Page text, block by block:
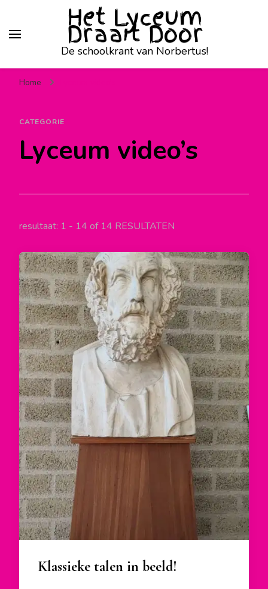
Het Lyceum
Draait Door
De schoolkrant van Norbertus!
Home
CATEGORIE
Lyceum video’s
resultaat: 1 - 14 of 14 RESULTATEN
Klassieke talen in beeld!